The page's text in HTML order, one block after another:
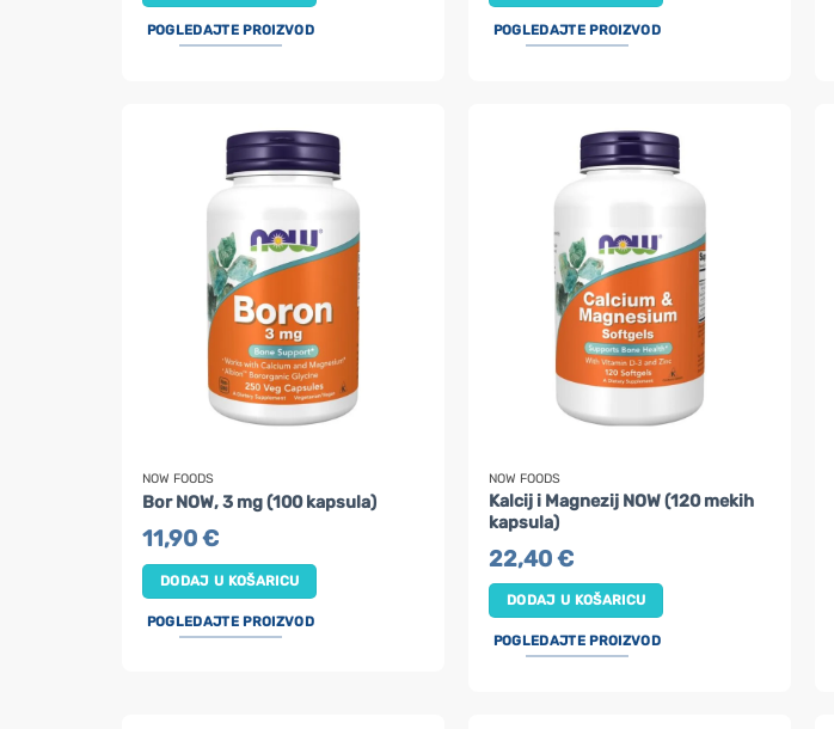
POGLEDAJTE PROIZVOD POGLEDAJTE PROIZVOD
NOW FOODS
Bor NOW, 3 mg (100 kapsula)
11,90€
DODAJ U KOŠARICU
POGLEDAJTE PROIZVOD
NOW FOODS
Kalcij i Magnezij NOW (120 mekih
kapsula)
22,40€
DODAJ U KOŠARICU
POGLEDAJTE PROIZVOD